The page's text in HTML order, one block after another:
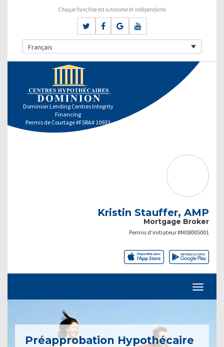
Chaque franchise est autonome et indépendante
Français
Dominion Lending Centres Integrity
Financing
Permis de Courtage #FSRA# 10933
Kristin Stauffer, AMP
Mortgage Broker
Permis d’initiateur #M08005001
Préapprobation Hypothécaire